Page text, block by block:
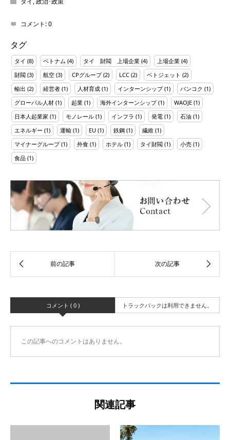
コメント:0
タグ
タイ (8) ベトナム (4) タイ 財閥 上場企業 (4) 上場企業 (4)
財閥 (3) 航空 (3) CPグループ(2) LCC (2) ベトジェット (2)
輸出 (2) 経営者 (1) 人材育成 (1) インターンシップ(1) バンコク (1)
グローバル人材 (1) 起業 (1) 海外インターンシップ(1) WAOJE (1)
日本人起業家 (1) モノレール (1) インフラ (1) 発電 (1) 石油 (1)
エネルギー (1) 運輸 (1) EU (1) 鉄鋼 (1) 繊維 (1)
マイナーグループ(1) 外食 (1) ホテル (1) タイ財閥 (1) 小売 (1)
食品 (1)
コメント ( 0 ) トラックバックは利用できません。
この記事へのコメントはありません。
関連記事